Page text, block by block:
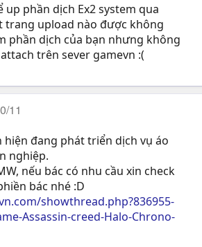
up phần dịch Ex2 system qua
trang upload nào được không
phần dịch của bạn nhưng không
trên sever gamevn :(
11
hiện đang phát triển dịch vụ áo
nghiệp.
nếu bác có nhu cầu xin check
bác nhé :D
showthread.php?836955-
Assassin-creed-Halo-Chrono-